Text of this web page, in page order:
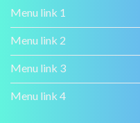
Menu link 1
Menu link 2
Menu link 3
Menu link 4